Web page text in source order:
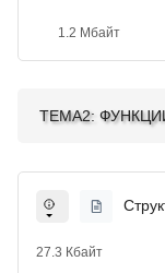
1.2 Мбайт
ТЕМА2:
27.3 Кбайт